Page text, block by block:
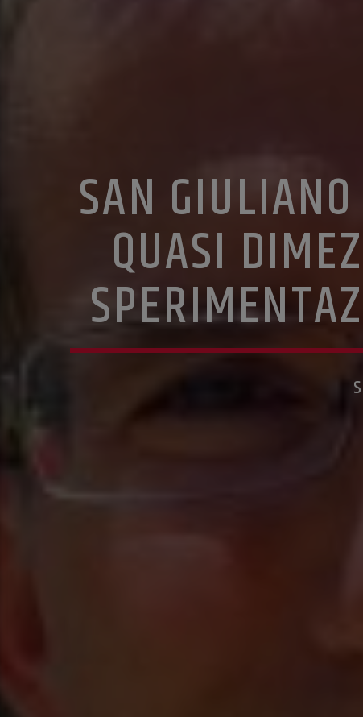
SAN
QUASI